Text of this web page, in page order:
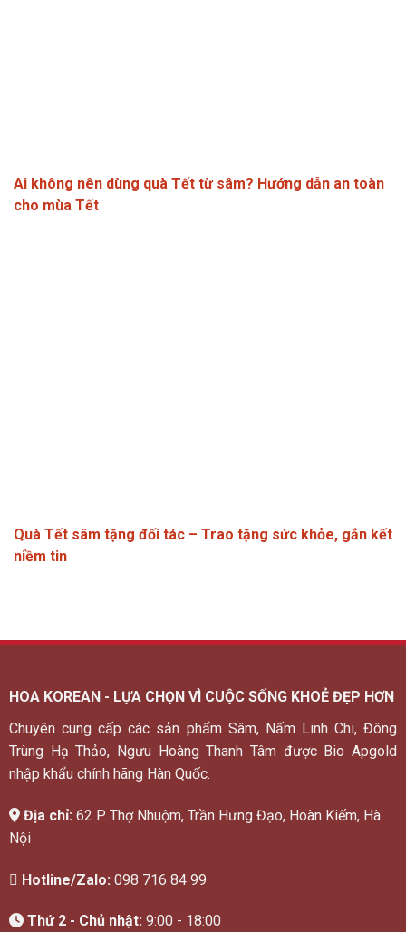
Ai không nên dùng quà Tết từ sâm? Hướng dẫn an toàn
cho mùa Tết
Quà Tết sâm tặng đối tác – Trao tặng sức khỏe, gắn kết
niềm tin
HOA KOREAN - LỰA CHỌN VÌ CUỘC SỐNG KHOẺ ĐẸP HƠN
Chuyên cung cấp các sản phẩm Sâm, Nấm Linh Chi, Đông
Trùng Hạ Thảo, Ngưu Hoàng Thanh Tâm được Bio Apgold
nhập khẩu chính hãng Hàn Quốc.
Địa chỉ: 62 P. Thợ Nhuộm, Trần Hưng Đạo, Hoàn Kiếm, Hà
Nội
Hotline/Zalo: 098 716 84 99
Thứ 2 - Chủ nhật: 9:00 - 18:00